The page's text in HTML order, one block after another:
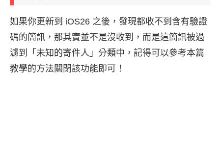
如果你更新到 iOS26 之後，發現都收不到含有驗證
碼的簡訊，那其實並不是沒收到，而是這簡訊被過
濾到「未知的寄件人」分類中，記得可以參考本篇
教學的方法關閉該功能即可！